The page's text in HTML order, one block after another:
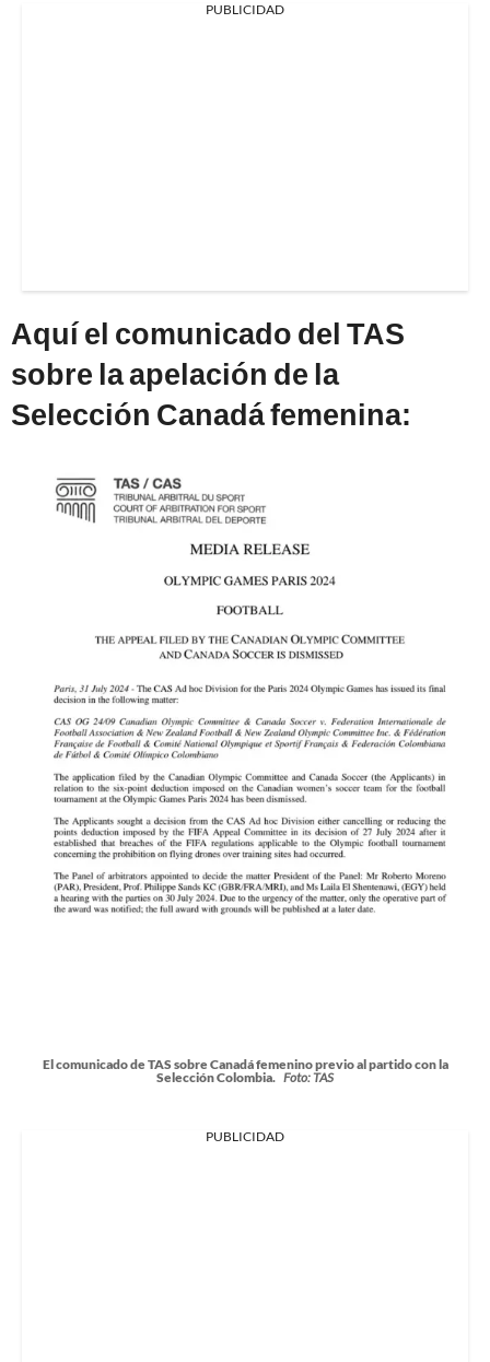
PUBLICIDAD
Aquí el comunicado del TAS
sobre la apelación de la
Selección Canadá femenina:
El comunicado de TAS sobre Canadá femenino previo al partido con la
Selección Colombia. Foto: TAS
PUBLICIDAD